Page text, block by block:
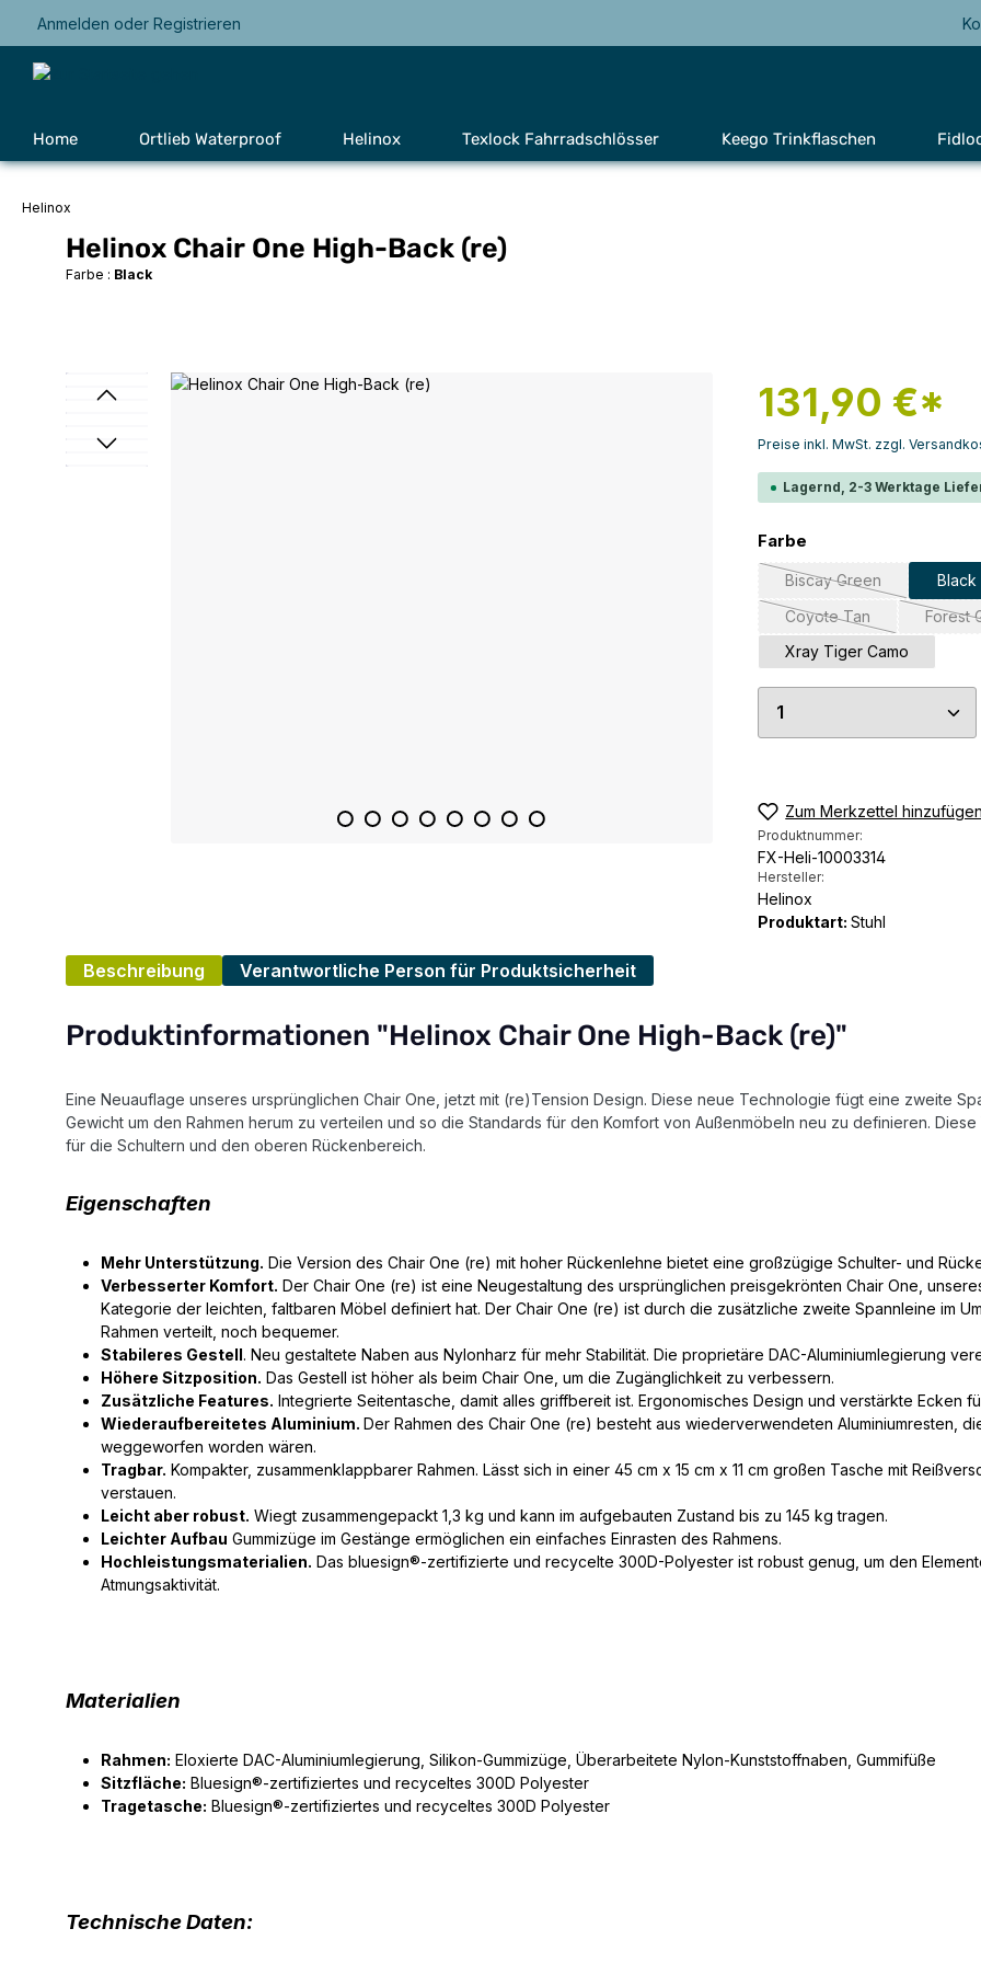
Hauptnavigation springen
Anmelden oder Registrieren
Home Ortlieb Waterproof Helinox Texlock Fahrradschlösser Keego Trinkflaschen
Helinox
Helinox Chair One High-Back (re)
Farbe : Black
Bildergalerie überspringen 131,90 €*
Preise inkl. MwSt. zzgl.
Lagernd, 2-3 Werktage
Farbe
Biscay Green
(Diese Option ist
Black
Coyote Tan
(Diese Option ist
Forest
Xray Tiger Camo
Produkt Anzahl:
Zum Merkzettel hinzufügen
Produktnummer:
FX-Heli-10003314
Hersteller:
Helinox
Produktart: Stuhl
Beschreibung Verantwortliche Person für Produktsicherheit
Produktinformationen "Helinox Chair One High-Back (re)"
Eine Neuauflage unseres ursprünglichen Chair One, jetzt mit (re)Tension Design. Diese neue Technologie fügt eine zweite
Gewicht um den Rahmen herum zu verteilen und so die Standards für den Komfort von Außenmöbeln neu zu definieren.
für die Schultern und den oberen Rückenbereich.
Eigenschaften
Mehr Unterstützung. Die Version des Chair One (re) mit hoher Rückenlehne bietet eine großzügige Schulter- und
Verbesserter Komfort. Der Chair One (re) ist eine Neugestaltung des ursprünglichen preisgekrönten Chair One,
Kategorie der leichten, faltbaren Möbel definiert hat. Der Chair One (re) ist durch die zusätzliche zweite Spannleine im
Rahmen verteilt, noch bequemer.
Stabileres Gestell. Neu gestaltete Naben aus Nylonharz für mehr Stabilität. Die proprietäre DAC-Aluminiumlegierung
Höhere Sitzposition. Das Gestell ist höher als beim Chair One, um die Zugänglichkeit zu verbessern.
Zusätzliche Features. Integrierte Seitentasche, damit alles griffbereit ist. Ergonomisches Design und verstärkte Ecken
Wiederaufbereitetes Aluminium. Der Rahmen des Chair One (re) besteht aus wiederverwendeten Aluminiumresten,
weggeworfen worden wären.
Tragbar. Kompakter, zusammenklappbarer Rahmen. Lässt sich in einer 45 cm x 15 cm x 11 cm großen Tasche mit
verstauen.
Leicht aber robust. Wiegt zusammengepackt 1,3 kg und kann im aufgebauten Zustand bis zu 145 kg tragen.
Leichter Aufbau Gummizüge im Gestänge ermöglichen ein einfaches Einrasten des Rahmens.
Hochleistungsmaterialien. Das bluesign®-zertifizierte und recycelte 300D-Polyester ist robust genug, um den
Atmungsaktivität.
Materialien
Rahmen: Eloxierte DAC-Aluminiumlegierung, Silikon-Gummizüge, Überarbeitete Nylon-Kunststoffnaben, Gummifüße
Sitzfläche: Bluesign®-zertifiziertes und recyceltes 300D Polyester
Tragetasche: Bluesign®-zertifiziertes und recyceltes 300D Polyester
Technische Daten: